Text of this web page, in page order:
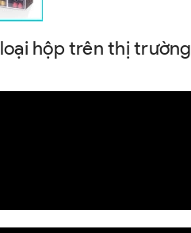
hộp trên thị trường